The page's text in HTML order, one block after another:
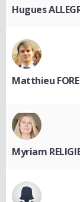
Hugues
Matthieu
Myriam